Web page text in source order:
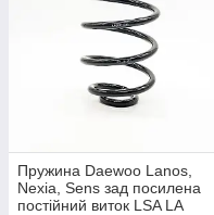
Пружина Daewoo Lanos,
Nexia, Sens зад посилена
постійний виток LSA LA